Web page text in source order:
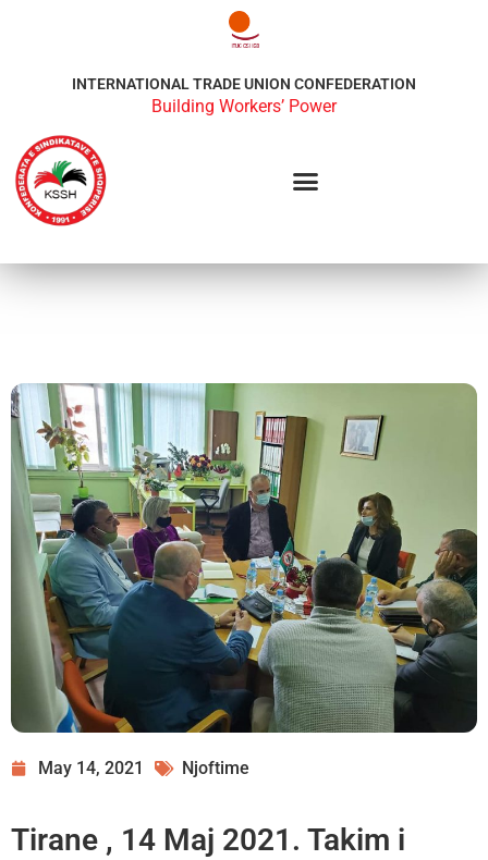
INTERNATIONAL TRADE UNION CONFEDERATION
Building Workers’ Power
May 14, 2021 Njoftime
Tirane , 14 Maj 2021. Takim i